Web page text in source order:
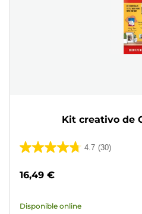
Kit creativo de
4.7 (30)
4.7
30
16,49 €
Disponible online